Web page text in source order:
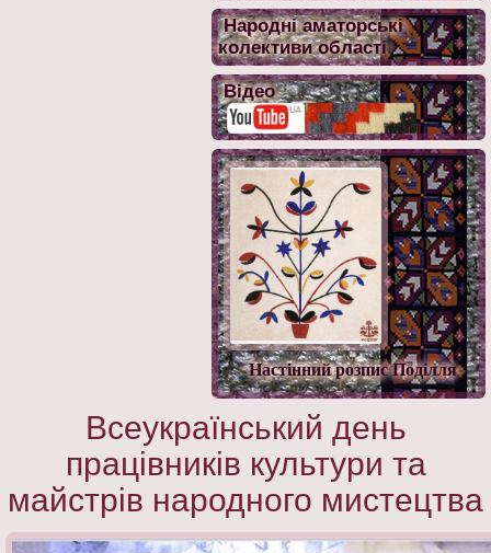
Народні аматорські
колективи області
Відео
Настінний розпис Поділля
Всеукраїнський день
працівників культури та
майстрів народного мистецтва